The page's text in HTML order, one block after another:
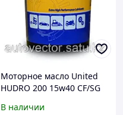
Моторное масло United
HUDRO 200 15w40 CF/SG
В наличии